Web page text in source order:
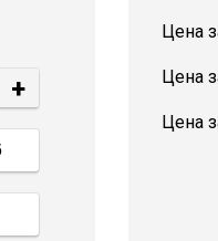
+
Цена
Цена
Цена